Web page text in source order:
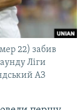
22) забив
Ліги
АЗ